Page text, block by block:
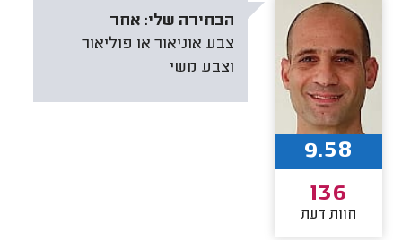
הבחירה שלי: אחר
צבע אוניאור או פוליאור
וצבע משי
9.58
136
חוות דעת